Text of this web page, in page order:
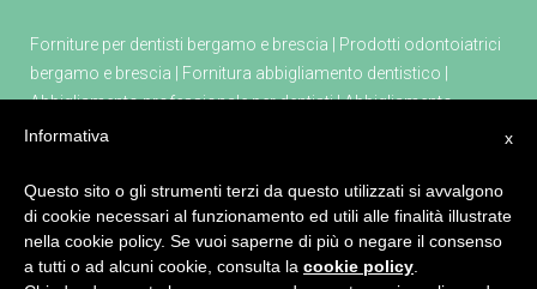
Forniture per dentisti bergamo e brescia
Prodotti odontoiatrici
bergamo e brescia
Fornitura abbigliamento dentistico
Abbigliamento professionale per dentisti|Abbigliamento
professionale farmacia
|
dentisti |Poltrona odontoiatrica kiri|Apparecchio per
sedazione cosciente masterflux|Defibrillatore primo soccorso
x
Informativa
Questo sito o gli strumenti terzi da questo utilizzati si avvalgono
di cookie necessari al funzionamento ed utili alle finalità illustrate
nella cookie policy. Se vuoi saperne di più o negare il consenso
a tutti o ad alcuni cookie, consulta la cookie policy